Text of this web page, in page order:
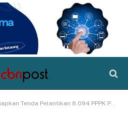
8.094 PPPK Paruh Waktu di Halaman Kantor Bupati Landeng